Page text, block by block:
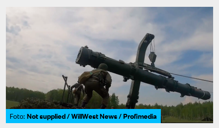
Foto: Not supplied / WillWest News / Profimedia